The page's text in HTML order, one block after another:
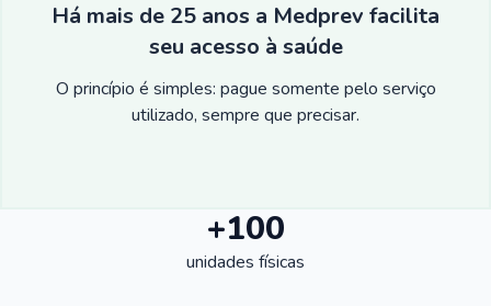
Há mais de 25 anos a Medprev facilita
seu acesso à saúde
O princípio é simples: pague somente pelo serviço
utilizado, sempre que precisar.
+100
unidades físicas